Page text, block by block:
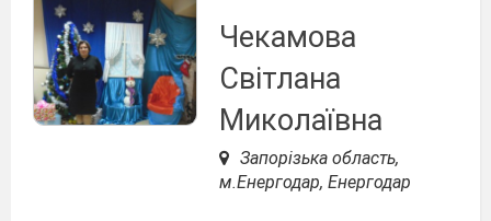
Чекамова
Світлана
Миколаївна
Запорізька область,
м.Енергодар, Енергодар